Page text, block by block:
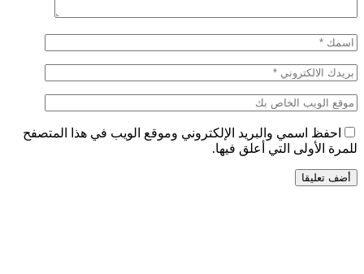
احفظ اسمي والبريد الإلكتروني وموقع الويب في هذا المتصفح
للمرة الأولى التي أعلق فيها.